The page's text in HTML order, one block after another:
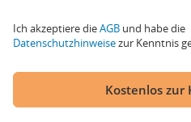
Ich akzeptiere dieAGB und habe die
Datenschutzhinweisezur Kenntnis
Kostenlos zur